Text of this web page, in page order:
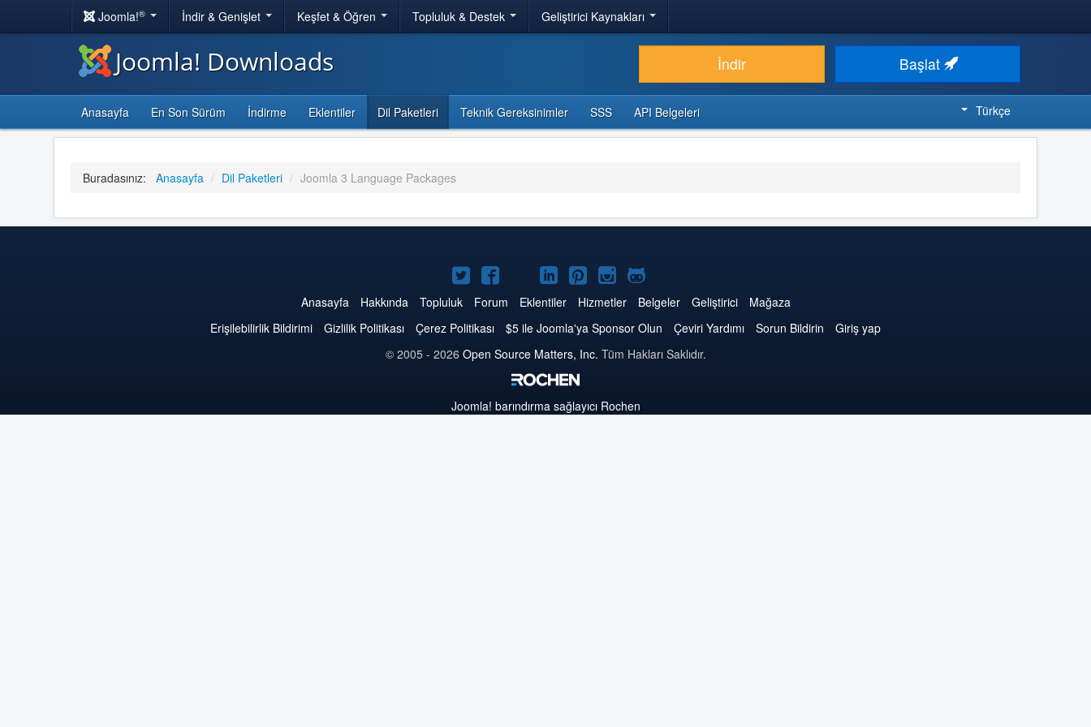
Joomla!® İndir & Genişlet Keşfet & Öğren Topluluk & Destek Geliştirici Kaynakları
Joomla! Downloads İndir Başlat
Anasayfa En Son Sürüm İndirme Eklentiler Dil Paketleri Teknik Gereksinimler SSS API Belgeleri Türkçe
Buradasınız: Anasayfa / Dil Paketleri / Joomla 3 Language Packages
Twitter'da
Joomla
Facebook'da
Joomla
YouTube'da
Joomla
LinkedIn'de
Joomla
Pinterest'de
Joomla
Instagram'da
Joomla
GitHub'da
Joomla
Anasayfa Hakkında Topluluk Forum Eklentiler Hizmetler Belgeler Geliştirici
Mağaza
Erişilebilirlik Bildirimi
Gizlilik Politikası Çerez Politikası $5 ile Joomla'ya Sponsor Olun Çeviri Yardımı Sorun Bildirin
Giriş yap
© 2005 - 2026 Open Source Matters, Inc. Tüm Hakları Saklıdır.
Joomla! barındırma sağlayıcı Rochen